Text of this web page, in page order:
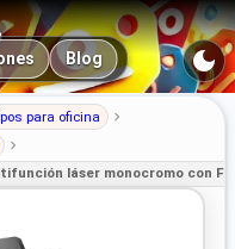
Blog
para oficina
láser monocromo con